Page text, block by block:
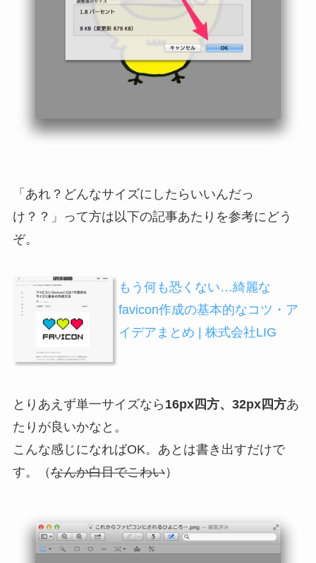
「あれ？どんなサイズにしたらいいんだっ
け？？」って方は以下の記事あたりを参考にどう
ぞ。
もう何も恐くない…綺麗な
favicon作成の基本的なコツ・ア
イデアまとめ | 株式会社LIG
とりあえず単一サイズなら 16px四方、32px四方あ
たりが良いかなと。
こんな感じになればOK。あとは書き出すだけで
す。（なんか白目でこわい）